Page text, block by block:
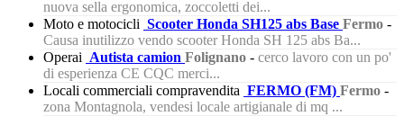
nuova sella ergonomica, zoccoletti dei...
Moto e motocicli Scooter Honda SH125 abs Base Fermo -
Causa inutilizzo vendo scooter Honda SH 125 abs Ba...
Operai Autista camion Folignano - cerco lavoro con un po'
di esperienza CE CQC merci...
Locali commerciali compravendita FERMO (FM) Fermo -
zona Montagnola, vendesi locale artigianale di mq ...